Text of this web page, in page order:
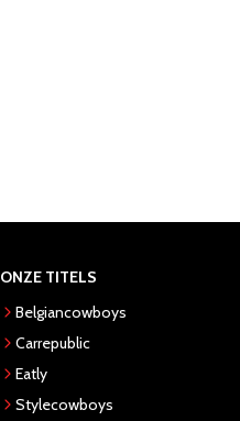
ONZE TITELS
Belgiancowboys
Carrepublic
Eatly
Stylecowboys